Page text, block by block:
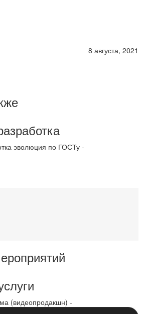
8 августа, 2021
эволюция по ГОСТу -
(видеопродакшн) -